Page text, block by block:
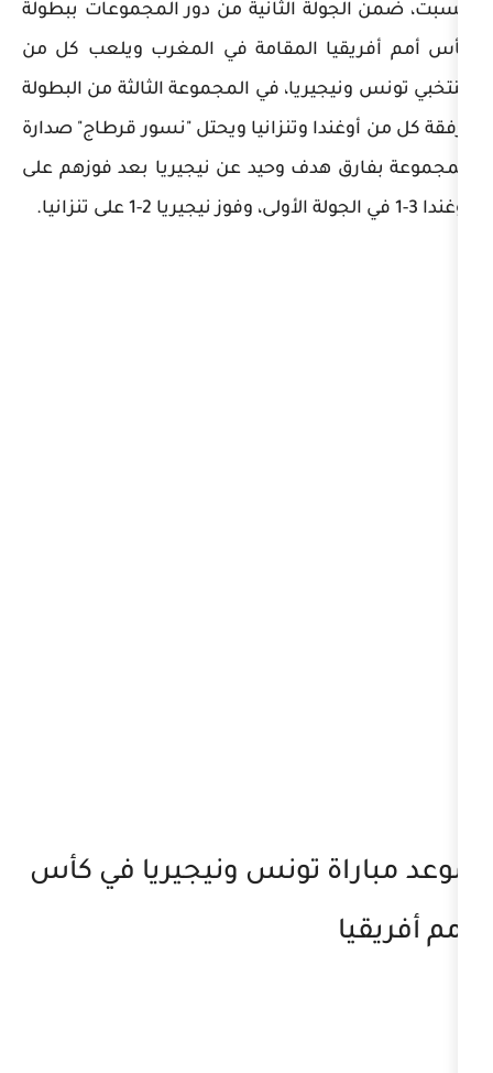
الثانية من دور المجموعات ببطولة
المقامة في المغرب ويلعب كل من
في المجموعة الثالثة من البطولة
وتنزانيا ويحتل "نسور قرطاج" صدارة
هدف وحيد عن نيجيريا بعد فوزهم على
تونس ونيجيريا في كأس